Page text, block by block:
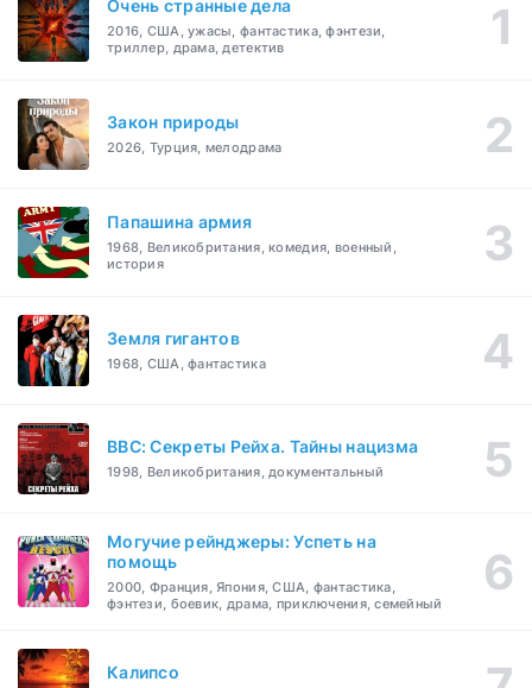
Очень странные дела
2016, США, ужасы, фантастика, фэнтези,
триллер, драма, детектив
Закон природы
2026, Турция, мелодрама
Папашина армия
1968, Великобритания, комедия, военный,
история
Земля гигантов
1968, США, фантастика
BBC: Секреты Рейха. Тайны нацизма
1998, Великобритания, документальный
Могучие рейнджеры: Успеть на
помощь
2000, Франция, Япония, США, фантастика,
фэнтези, боевик, драма, приключения, семейный
Калипсо